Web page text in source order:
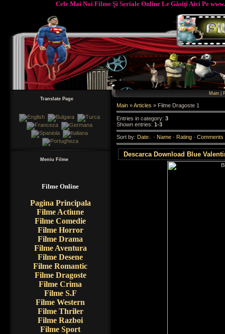
Cele Mai Noi Filme Şi Seriale Online Le Găsiţi Aici Pe
Translate Page
Meniu Filme
Filme Online
Pagina Principala
Filme Actiune
Filme Comedie
Filme Horror
Filme Drama
Filme Aventura
Filme Desene
Filme Romantic
Filme Dragoste
Filme Crima
Filme S.F
Filme Western
Filme Thriler
Filme Razboi
Filme Sport
Main|
Main »Articles » Filme Dragoste 1
Entries in category: 3
Shown entries: 1-3
Sort by: Date · Name · Rating · Comments
Descarca Download Blue